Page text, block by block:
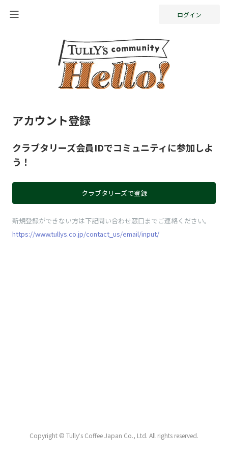
ログイン
アカウント登録
クラブタリーズ会員IDでコミュニティに参加しよ
う！
クラブタリーズで登録
新規登録ができない方は下記問い合わせ窓口までご連絡ください。
https://www.tullys.co.jp/contact_us/email/input/
Copyright © Tullyʼs Coffee Japan Co., Ltd. All rights reserved.